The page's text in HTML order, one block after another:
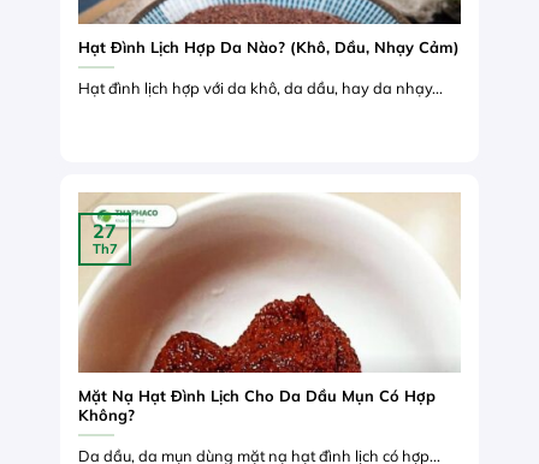
Hạt Đình Lịch Hợp Da Nào? (Khô, Dầu, Nhạy Cảm)
Hạt đình lịch hợp với da khô, da dầu, hay da nhạy...
Mặt Nạ Hạt Đình Lịch Cho Da Dầu Mụn Có Hợp
Không?
Da dầu, da mụn dùng mặt nạ hạt đình lịch có hợp...
27
Th7